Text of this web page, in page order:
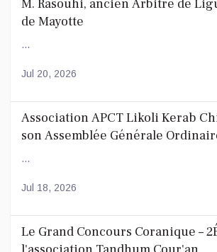
M. Rasouhi, ancien Arbitre de
de Mayotte
...
Jul 20, 2026
Association APCT Likoli Kerab
son Assemblée Générale
...
Jul 18, 2026
Le Grand Concours Coranique –